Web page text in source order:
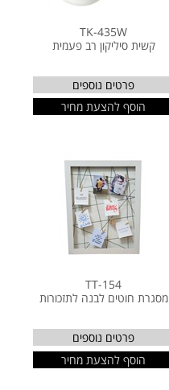
TK-435W
קשית סיליקון רב פעמית
פרטים נוספים
הוסף להצעת מחיר
TT-154
מסגרת חוטים לבנה לתזכורות
פרטים נוספים
הוסף להצעת מחיר